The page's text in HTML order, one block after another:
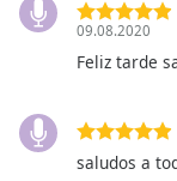
Opacity
Area
Background
09.08.2020
Feliz tarde
saludos a